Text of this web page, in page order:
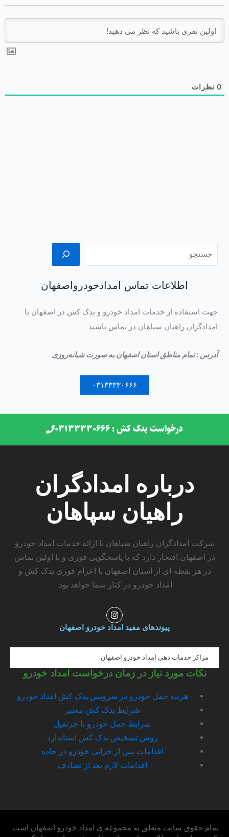
0نظرات
اطلاعات تماس امدادخودرواصفهان
جهت استفاده از خدمات امداد خودرو و یدک کش در اصفهان با
امدادگران راهیان سپاهان در تماس باشید
آدرس : تمام مناطق استان اصفهان به صورت شبانه‌روزی
۰۳۱۳۳۳۳۰۶۶۶
درخواست یدک کش : ۰۳۱۳۳۳۳۰۶۶۶
درباره امدادگران
راهیان سپاهان
شرکت امدادگران راهیان سپاهان با ارائه خدمات امداد خودرو
در اصفهان افتخار دارد که با پاسخگویی فوری و با اولین تماس
در هر نقطه ای از استان اصفهان با اعزام فوری یدک کش و
امداد خودرو در کنار شما خواهد بود.
I
n
s
r
a
m
پیوندهای مفید امداد خودرو اصفهان
مراکز خدمات دهی امداد خودرو اصفهان
نکات مورد نیاز در زمان درخواست امداد خودرو
هزینه حمل خودرو در سرویس یدک کش امداد خودرو
شرایط یدک کش معتبر
شرایط حمل خودرو با جرثقیل
روش تشخیص یدک کش استاندارد
اقدامات پس از خرابی خودرو در جاده
اقدامات لازم بعد از تصادف
تمام حقوق سایت متعلق به مجموعه ی امداد خودرو اصفهان است.